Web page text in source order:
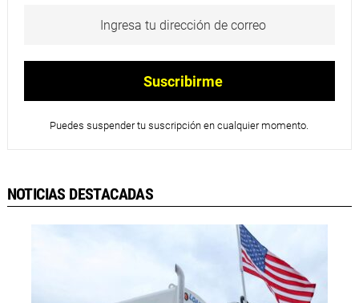
Puedes suspender tu suscripción en cualquier momento.
NOTICIAS DESTACADAS